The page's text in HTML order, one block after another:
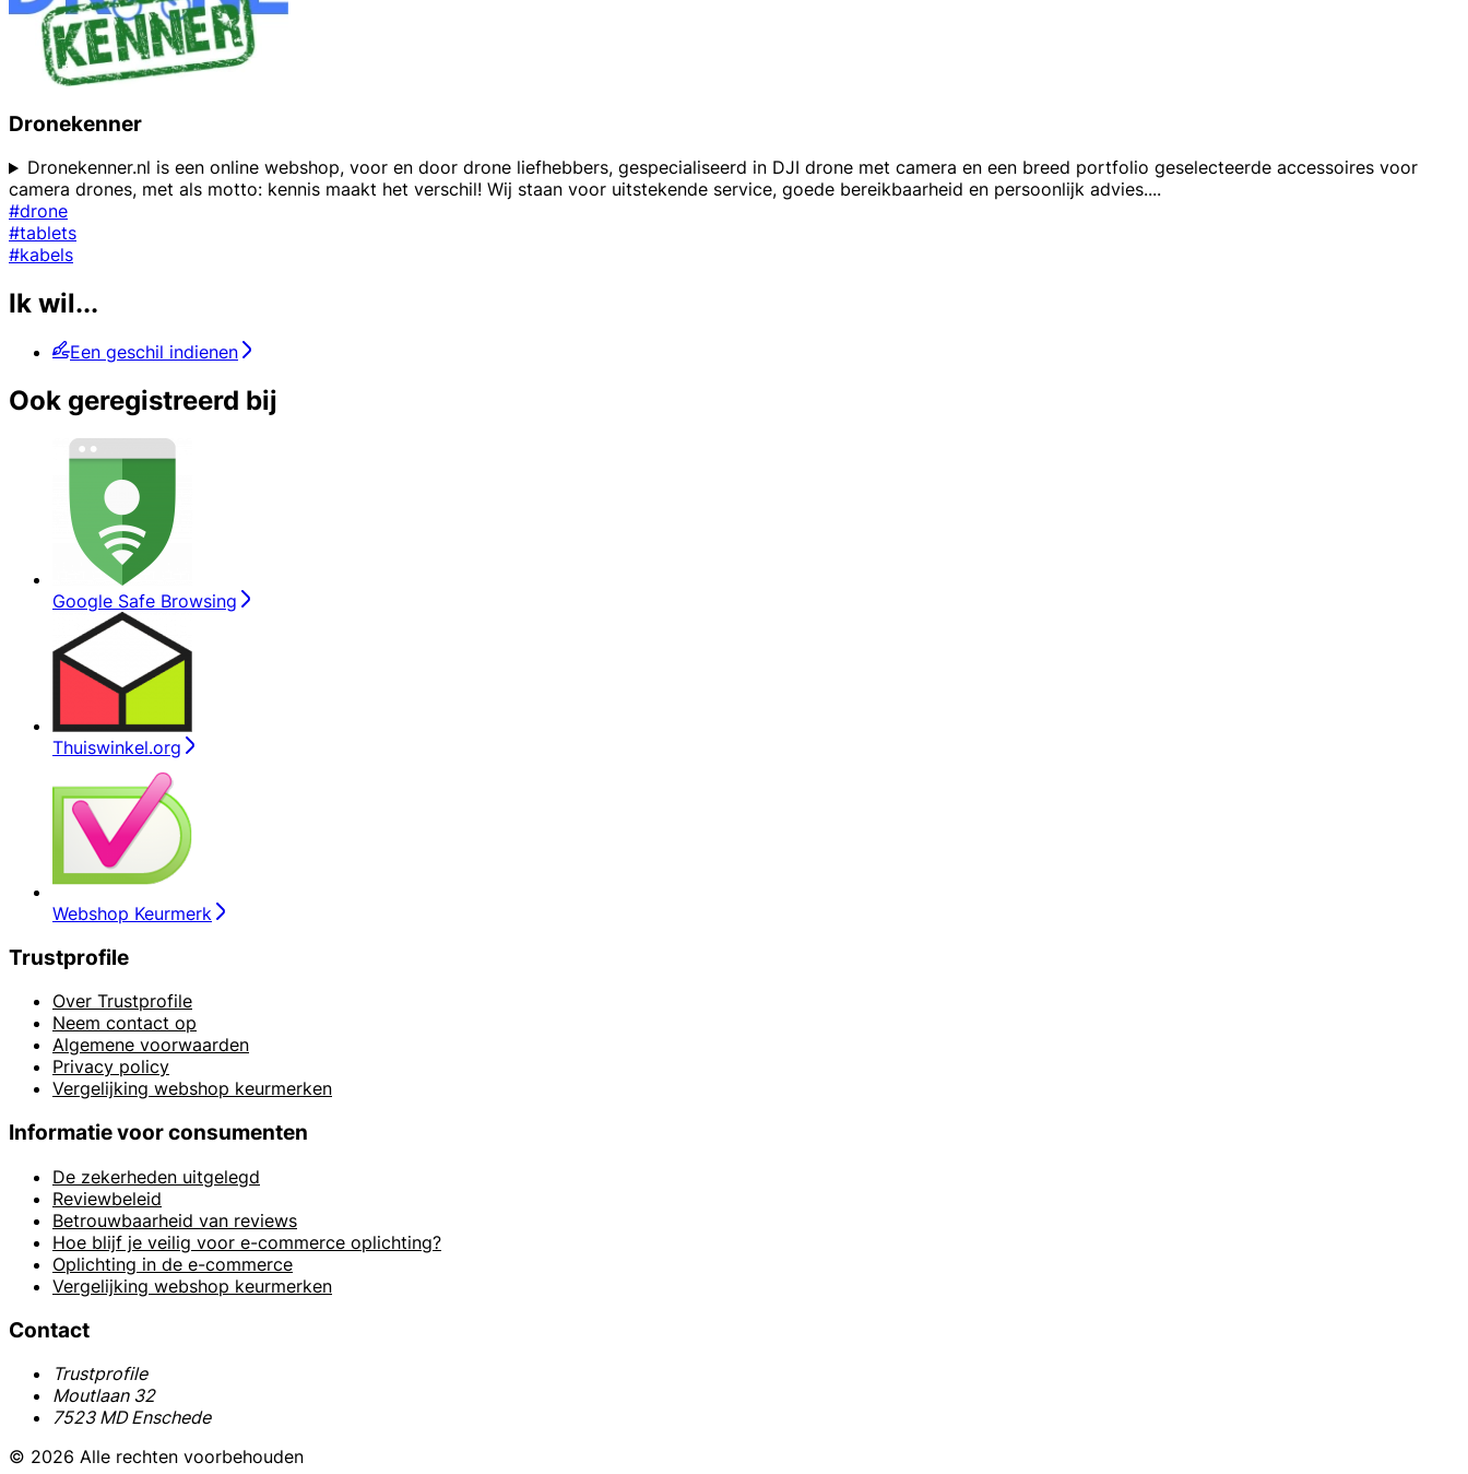
Dronekenner
Dronekenner.nl is een online webshop, voor en door drone liefhebbers, gespecialiseerd in DJI drone met camera en een breed portfolio geselecteerde accessoires voor
camera drones, met als motto: kennis maakt het verschil! Wij staan voor uitstekende service, goede bereikbaarheid en persoonlijk advies....
#drone
#tablets
#kabels
Ik wil...
Een geschil indienen
Ook geregistreerd bij
Google Safe Browsing
Thuiswinkel.org
Webshop Keurmerk
Trustprofile
Over Trustprofile
Neem contact op
Algemene voorwaarden
Privacy policy
Vergelijking webshop keurmerken
Informatie voor consumenten
De zekerheden uitgelegd
Reviewbeleid
Betrouwbaarheid van reviews
Hoe blijf je veilig voor e-commerce oplichting?
Oplichting in de e-commerce
Vergelijking webshop keurmerken
Contact
Trustprofile
Moutlaan 32
7523 MD Enschede
© 2026 Alle rechten voorbehouden